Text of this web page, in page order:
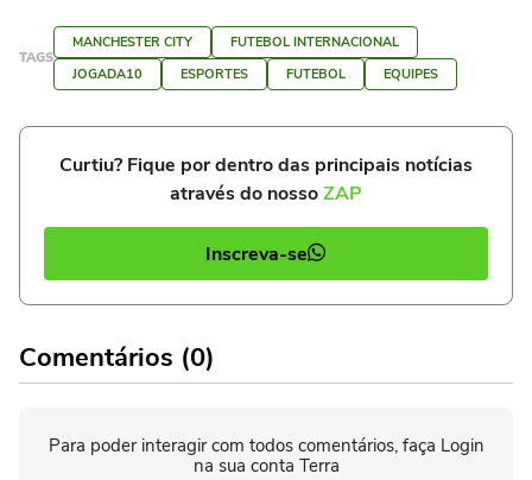
TAGS
MANCHESTER CITY
FUTEBOL INTERNACIONAL
JOGADA10
ESPORTES FUTEBOL EQUIPES
Curtiu? Fique por dentro das principais notícias
através do nossoZAP
Inscreva-se
Comentários (0)
Para poder interagir com todos comentários, faça Login
na sua conta Terra